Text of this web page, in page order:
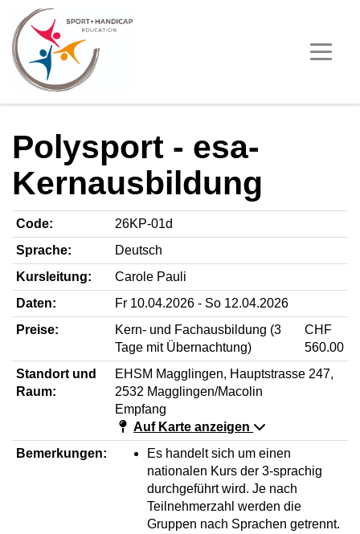
Polysport - esa-
Kernausbildung
Code:
26KP-01d
Sprache:
Deutsch
Kursleitung:
Carole Pauli
Daten:
Fr 10.04.2026 - So 12.04.2026
Preise:
Kern- und Fachausbildung (3
Tage mit Übernachtung)
CHF
560.00
Standort und
Raum:
EHSM Magglingen, Hauptstrasse 247,
2532 Magglingen/Macolin
Empfang
Auf Karte anzeigen
Bemerkungen:
Es handelt sich um einen
nationalen Kurs der 3-sprachig
durchgeführt wird. Je nach
Teilnehmerzahl werden die
Gruppen nach Sprachen getrennt.